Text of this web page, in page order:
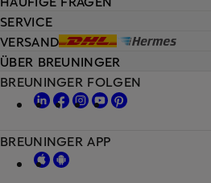
SERVICE
VERSAND
ÜBER BREUNINGER
BREUNINGER FOLGEN
BREUNINGER APP